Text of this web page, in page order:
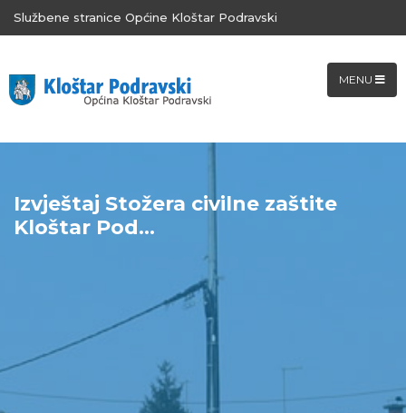
Službene stranice Općine Kloštar Podravski
MENU
Izvještaj Stožera civilne zaštite
Kloštar Pod...